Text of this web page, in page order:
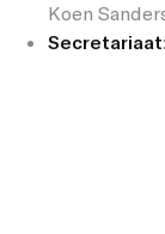
Koen
Secretariaat: